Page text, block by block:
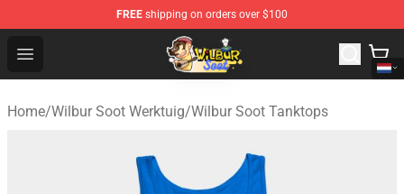
FREE shipping on orders over $100
Open menu
Wilbur Soot Shop - Official Wilbur Soot Merchandise
Home/Wilbur Soot Werktuig/Wilbur Soot Tanktops